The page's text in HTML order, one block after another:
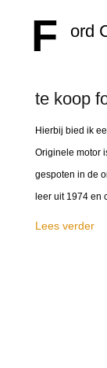
F ord
te koop
Hierbij bied ik
Originele motor
gespoten in de
leer uit 1974 en
Lees verder